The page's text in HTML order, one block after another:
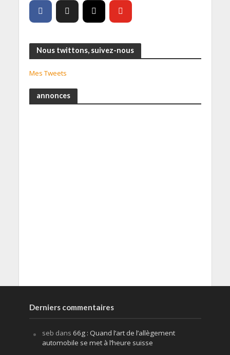
Nous twittons, suivez-nous
Mes Tweets
annonces
Derniers commentaires
seb dans 66g : Quand l’art de l’allègement
automobile se met à l’heure suisse